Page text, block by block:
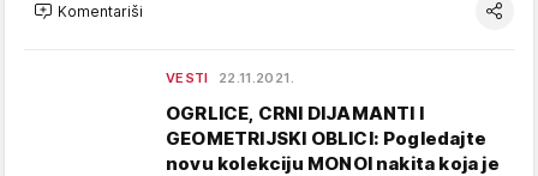
Komentariši
VESTI 22.11.2021.
OGRLICE, CRNI DIJAMANTI I
GEOMETRIJSKI OBLICI: Pogledajte
novu kolekciju MONOI nakita koja je